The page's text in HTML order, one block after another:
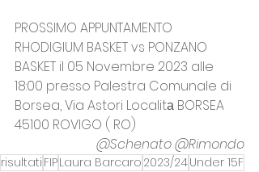
PROSSIMO APPUNTAMENTO
RHODIGIUM BASKET vs PONZANO
BASKET il 05 Novembre 2023 alle
18:00 presso Palestra Comunale di
Borsea, Via Astori Localitа BORSEA
45100 ROVIGO ( RO)
@Schenato @Rimondo
risultati FIPLaura Barcaro 2023/24Under 15F